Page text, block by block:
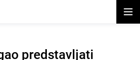
predstavljati